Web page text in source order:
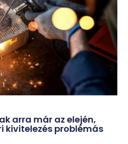
arra már az elején,
kivitelezés problémás